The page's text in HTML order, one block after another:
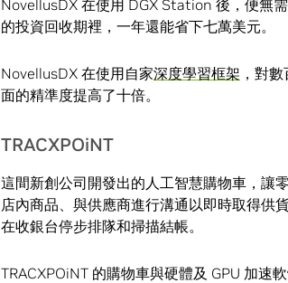
NovellusDX 在使用 DGX Station 後，便無
的投資回收期裡，一年還能省下七萬美元。
NovellusDX 在使用自家深度學習框架 ，對
面的精準度提高了十倍。
TRACXPOiNT
這間新創公司開發出的人工智慧購物車，讓
店內商品、與供應商進行溝通以即時取得供
在收銀台停步排隊和掃描結帳。
TRACXPOiNT 的購物車與硬體及 GPU 加速